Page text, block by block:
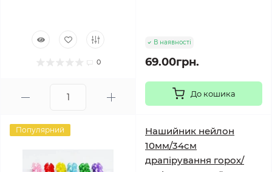
0
В наявності
69.00грн.
До кошика
Популярний
Нашийник нейлон
10мм/34см
драпірування горох/